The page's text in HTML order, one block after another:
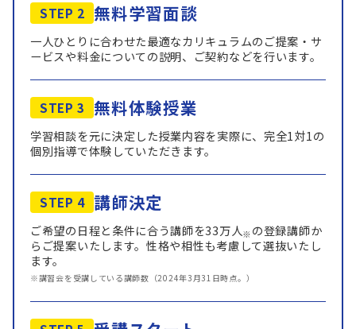
STEP 2 無料学習面談
一人ひとりに合わせた最適なカリキュラムのご提案・サ
ービスや料金についての説明、ご契約などを行います。
STEP 3 無料体験授業
学習相談を元に決定した授業内容を実際に、完全1対1の
個別指導で体験していただきます。
STEP 4 講師決定
ご希望の日程と条件に合う講師を33万人※ の登録講師か
らご提案いたします。性格や相性も考慮して選抜いたし
ます。
※講習会を受講している講師数（2024年3月31日時点。）